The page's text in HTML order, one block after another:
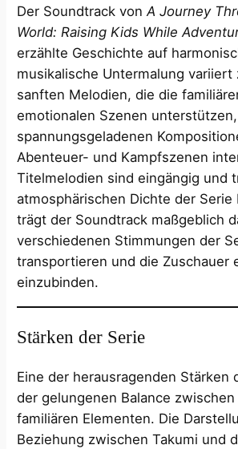
Der Soundtrack vonA Journey
World: Raising Kids While
erzählte Geschichte auf
musikalische Untermalung variiert
sanften Melodien, die die
emotionalen Szenen
spannungsgeladenen
Abenteuer- und Kampfszenen
Titelmelodien sind eingängig und
atmosphärischen Dichte der Serie
trägt der Soundtrack maßgeblich
verschiedenen Stimmungen der
transportieren und die Zuschauer
einzubinden.
Stärken der Serie
Eine der herausragenden Stärken
der gelungenen Balance
familiären Elementen. Die
Beziehung zwischen Takumi und